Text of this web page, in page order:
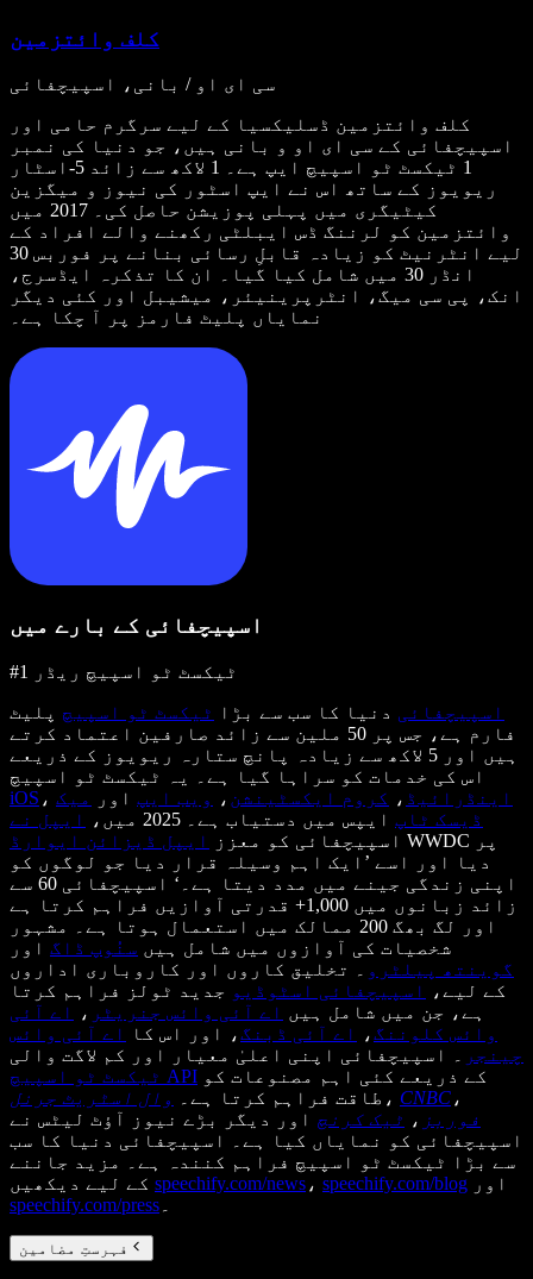
کلف وائتزمین
سی ای او / بانی، اسپیچفائی
کلف وائتزمین ڈسلیکسیا کے لیے سرگرم حامی اور
اسپیچفائی کے سی ای او و بانی ہیں، جو دنیا کی نمبر
1 ٹیکسٹ ٹو اسپیچ ایپ ہے۔ 1 لاکھ سے زائد 5-اسٹار
ریویوز کے ساتھ اس نے ایپ اسٹور کی نیوز و میگزین
کیٹیگری میں پہلی پوزیشن حاصل کی۔ 2017 میں
وائتزمین کو لرننگ ڈس ایبلٹی رکھنے والے افراد کے
لیے انٹرنیٹ کو زیادہ قابلِ رسائی بنانے پر فوربس 30
انڈر 30 میں شامل کیا گیا۔ ان کا تذکرہ ایڈسرج،
انک، پی سی میگ، انٹرپرینیئر، میشیبل اور کئی دیگر
نمایاں پلیٹ فارمز پر آ چکا ہے۔
اسپیچفائی کے بارے میں
#1 ٹیکسٹ ٹو اسپیچ ریڈر
اسپیچفائی دنیا کا سب سے بڑا ٹیکسٹ ٹو اسپیچ پلیٹ
فارم ہے، جس پر 50 ملین سے زائد صارفین اعتماد کرتے
ہیں اور 5 لاکھ سے زیادہ پانچ ستارہ ریویوز کے ذریعے
اس کی خدمات کو سراہا گیا ہے۔ یہ ٹیکسٹ ٹو اسپیچ
iOS ، اینڈرائیڈ ، کروم ایکسٹینشن ، ویب ایپ اور
میک
ڈیسک ٹاپ ایپس میں دستیاب ہے۔ 2025 میں،
ایپل نے
اسپیچفائی کو معزز
ایپل ڈیزائن ایوارڈ
WWDC پر
دیا اور اسے ’ایک اہم وسیلہ قرار دیا جو لوگوں کو
اپنی زندگی جینے میں مدد دیتا ہے۔‘ اسپیچفائی 60 سے
زائد زبانوں میں 1,000+ قدرتی آوازیں فراہم کرتا ہے
اور لگ بھگ 200 ممالک میں استعمال ہوتا ہے۔ مشہور
شخصیات کی آوازوں میں شامل ہیں سنُوپ ڈاگ اور
گوینتھ پیلٹرو
۔ تخلیق کاروں اور کاروباری اداروں
کے لیے،
اسپیچفائی اسٹوڈیو جدید ٹولز فراہم کرتا
ہے، جن میں شامل ہیں اے آئی وائس جنریٹر ،
اے آئی
وائس کلوننگ، اے آئی ڈبنگ، اور اس کا
اے آئی وائس
چینجر
۔ اسپیچفائی اپنی اعلیٰ معیار اور کم لاگت والی
ٹیکسٹ ٹو اسپیچ API
طاقت فراہم کرتا ہے۔
وال اسٹریٹ جرنل ، CNBC ،
فوربز ، ٹیک کرنچ اور دیگر بڑے نیوز آؤٹ لیٹس نے
اسپیچفائی کو نمایاں کیا ہے۔ اسپیچفائی دنیا کا سب
سے بڑا ٹیکسٹ ٹو اسپیچ فراہم کنندہ ہے۔ مزید جاننے
speechify.com/news ، speechify.com/blog اور
speechify.com/press
فہرستِ مضامین